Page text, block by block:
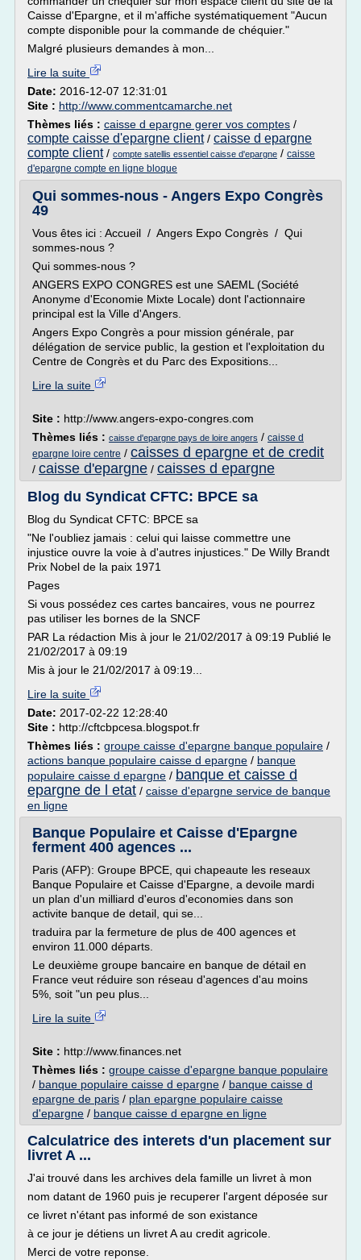
Caisse d'Epargne, et il m'affiche systématiquement "Aucun
compte disponible pour la commande de chéquier."
Malgré plusieurs demandes à mon...
Lire la suite
Date: 2016-12-07 12:31:01
Site : http://www.commentcamarche.net
Thèmes liés : caisse d epargne gerer vos comptes /
compte caisse d'epargne client/ caisse d epargne
compte client/ compte satellis essentiel caisse d'epargne / caisse
d'epargne compte en ligne bloque
Qui sommes-nous - Angers Expo Congrès
49
Vous êtes ici : Accueil / Angers Expo Congrès / Qui
sommes-nous ?
Qui sommes-nous ?
ANGERS EXPO CONGRES est une SAEML (Société
Anonyme d'Economie Mixte Locale) dont l'actionnaire
principal est la Ville d'Angers.
Angers Expo Congrès a pour mission générale, par
délégation de service public, la gestion et l'exploitation du
Centre de Congrès et du Parc des Expositions...
Lire la suite
Site : http://www.angers-expo-congres.com
Thèmes liés : caisse d'epargne pays de loire angers / caisse d
epargne loire centre / caisses d epargne et de credit
/ caisse d'epargne / caisses d epargne
Blog du Syndicat CFTC: BPCE sa
Blog du Syndicat CFTC: BPCE sa
"Ne l'oubliez jamais : celui qui laisse commettre une
injustice ouvre la voie à d'autres injustices." De Willy Brandt
Prix Nobel de la paix 1971
Pages
Si vous possédez ces cartes bancaires, vous ne pourrez
pas utiliser les bornes de la SNCF
PAR La rédaction Mis à jour le 21/02/2017 à 09:19 Publié le
21/02/2017 à 09:19
Mis à jour le 21/02/2017 à 09:19...
Lire la suite
Date: 2017-02-22 12:28:40
Site : http://cftcbpcesa.blogspot.fr
Thèmes liés : groupe caisse d'epargne banque populaire /
actions banque populaire caisse d epargne / banque
populaire caisse d epargne / banque et caisse d
epargne de l etat / caisse d'epargne service de banque
en ligne
Banque Populaire et Caisse d'Epargne
ferment 400 agences ...
Paris (AFP): Groupe BPCE, qui chapeaute les reseaux
Banque Populaire et Caisse d'Epargne, a devoile mardi
un plan d'un milliard d'euros d'economies dans son
activite banque de detail, qui se...
traduira par la fermeture de plus de 400 agences et
environ 11.000 départs.
Le deuxième groupe bancaire en banque de détail en
France veut réduire son réseau d'agences d'au moins
5%, soit "un peu plus...
Lire la suite
Site : http://www.finances.net
Thèmes liés : groupe caisse d'epargne banque populaire
/ banque populaire caisse d epargne / banque caisse d
epargne de paris / plan epargne populaire caisse
d'epargne / banque caisse d epargne en ligne
Calculatrice des interets d'un placement sur
livret A ...
J'ai trouvé dans les archives dela famille un livret à mon
nom datant de 1960 puis je recuperer l'argent déposée sur
ce livret n'étant pas informé de son existance
à ce jour je détiens un livret A au credit agricole.
Merci de votre reponse.